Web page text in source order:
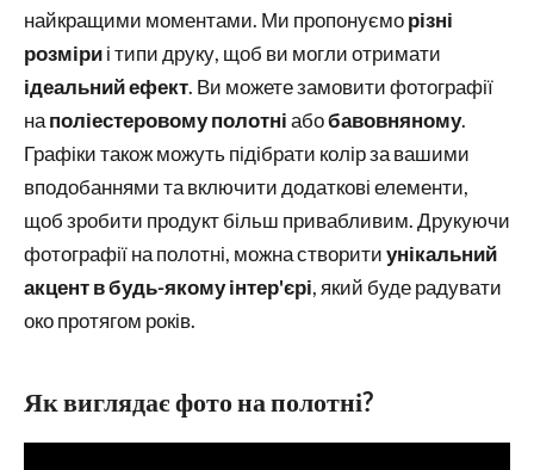
найкращими моментами. Ми пропонуєморізні
розміриі типи друку, щоб ви могли отримати
ідеальний ефект. Ви можете замовити фотографії
наполіестеровому полотніабобавовняному.
Графіки також можуть підібрати колір за вашими
вподобаннями та включити додаткові елементи,
щоб зробити продукт більш привабливим. Друкуючи
фотографії на полотні, можна створитиунікальний
акцент в будь-якому інтер'єрі, який буде радувати
око протягом років.
Як виглядає фото на полотні?